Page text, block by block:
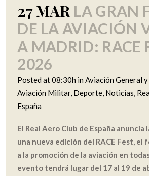
27 MAR LA GRAN
DE LA AVIACIÓN
A MADRID: RACE
2026
Posted at 08:30h inAviación General
Aviación Militar, Deporte, Noticias,
España
El Real Aero Club de España anuncia
una nueva edición del RACE Fest, el
a la promoción de la aviación en
evento tendrá lugar del 17 al 19 de